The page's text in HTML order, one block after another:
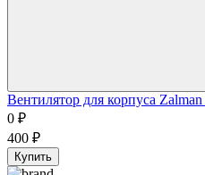
Вентилятор для корпуса
0 ₽
400 ₽
Купить